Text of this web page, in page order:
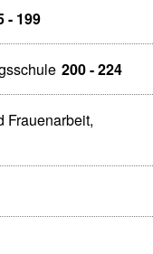
- 199
200 - 224
Frauenarbeit,